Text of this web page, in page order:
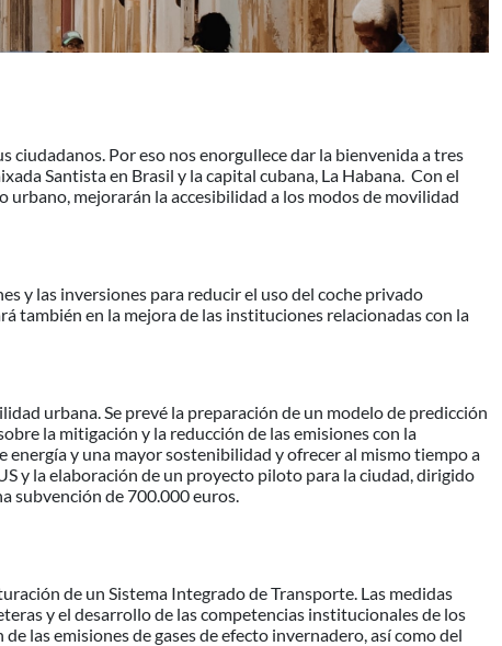
ciudadanos. Por eso nos enorgullece dar la bienvenida a tres
Santista en Brasil y la capital cubana, La Habana. Con el
mejorarán la accesibilidad a los modos de movilidad
y las inversiones para reducir el uso del coche privado
átambién en la mejora de las instituciones relacionadas con la
urbana. Se prevé la preparación de un modelo de predicción
la mitigación y la reducción de las emisiones con la
y una mayor sostenibilidad y ofrecer al mismo tiempo a
y la elaboración de un proyecto piloto para la ciudad, dirigido
subvención de 700.000 euros.
de un Sistema Integrado de Transporte. Las medidas
y el desarrollo de las competencias institucionales de los
las emisiones de gases de efecto invernadero, así como del